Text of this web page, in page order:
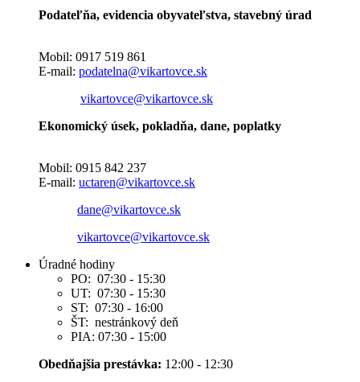
Podateľňa, evidencia obyvateľstva, stavebný úrad
Mobil: 0917 519 861
E-mail: podatelna@vikartovce.sk
vikartovce@vikartovce.sk
Ekonomický úsek, pokladňa, dane, poplatky
Mobil: 0915 842 237
E-mail: uctaren@vikartovce.sk
dane@vikartovce.sk
vikartovce@vikartovce.sk
Úradné hodiny
PO: 07:30 - 15:30
UT: 07:30 - 15:30
ST: 07:30 - 16:00
ŠT: nestránkový deň
PIA: 07:30 - 15:00
Obedňajšia prestávka: 12:00 - 12:30